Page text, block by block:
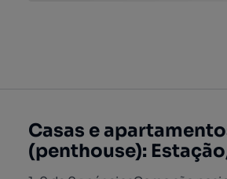
Casas e
(penthouse):